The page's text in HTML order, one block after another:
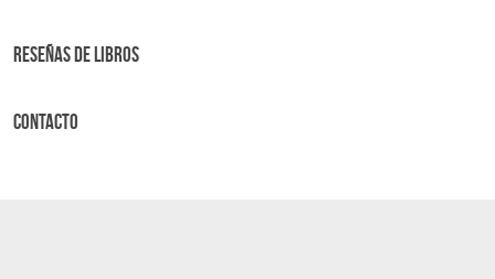
Reseñas de libros
Contacto